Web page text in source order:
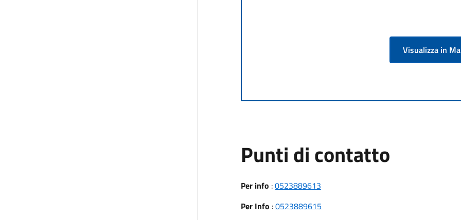
Visualizza in
Punti di contatto
Per info :0523889613
Per Info :0523889615